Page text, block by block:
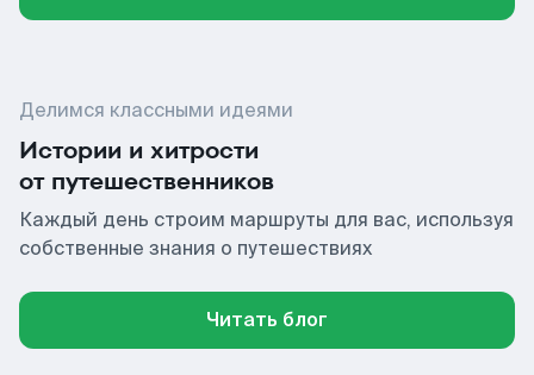
Делимся классными идеями
Истории и хитрости
от путешественников
Каждый день строим маршруты для вас, используя
собственные знания о путешествиях
Читать блог